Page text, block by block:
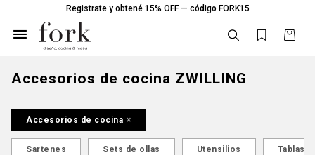
Registrate y obtené 15% OFF — código FORK15

Accesorios de cocina ZWILLING
Accesorios de cocina
Sartenes Sets de ollas Utensilios Tablas